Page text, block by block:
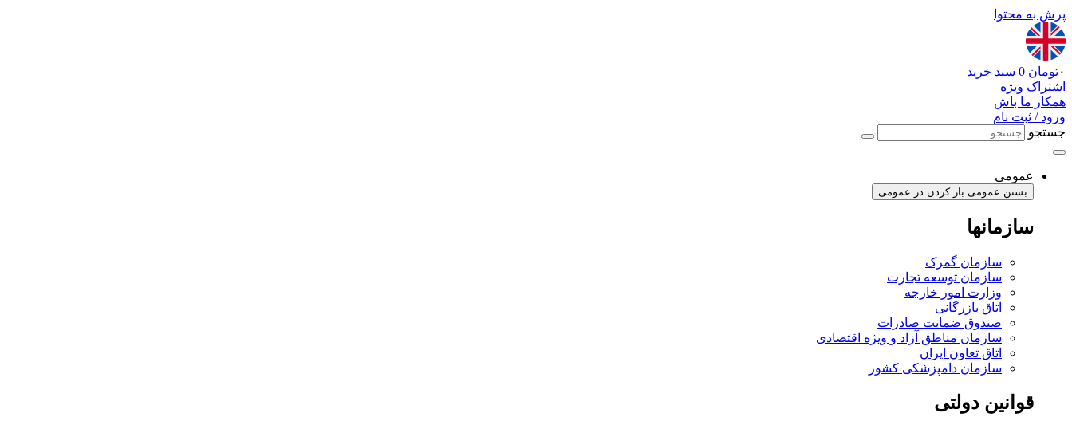
پرش به محتوا
۰تومان 0 سبد خرید
اشتراک ویژه
همکار ما باش
ورود / ثبت نام
جستجو
عمومی
بستن عمومی باز کردن در عمومی
سازمانها
سازمان گمرک
سازمان توسعه تجارت
وزارت امور خارجه
اتاق بازرگانی
صندوق ضمانت صادرات
سازمان مناطق آزاد و ویژه اقتصادی
اتاق تعاون ایران
سازمان دامپزشکی کشور
قوانین دولتی